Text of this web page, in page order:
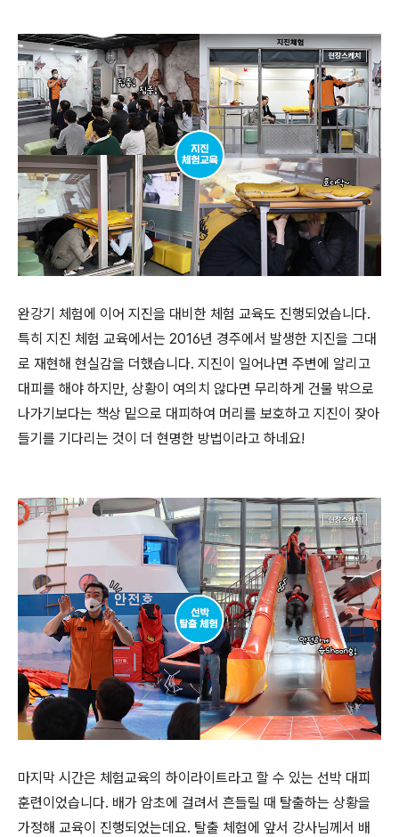
완강기 체험에 이어 지진을 대비한 체험 교육도 진행되었습니다.
특히 지진 체험 교육에서는 2016년 경주에서 발생한 지진을 그대
로 재현해 현실감을 더했습니다. 지진이 일어나면 주변에 알리고
대피를 해야 하지만, 상황이 여의치 않다면 무리하게 건물 밖으로
나가기보다는 책상 밑으로 대피하여 머리를 보호하고 지진이 잦아
들기를 기다리는 것이 더 현명한 방법이라고 하네요!
마지막 시간은 체험교육의 하이라이트라고 할 수 있는 선박 대피
훈련이었습니다. 배가 암초에 걸려서 흔들릴 때 탈출하는 상황을
가정해 교육이 진행되었는데요. 탈출 체험에 앞서 강사님께서 배